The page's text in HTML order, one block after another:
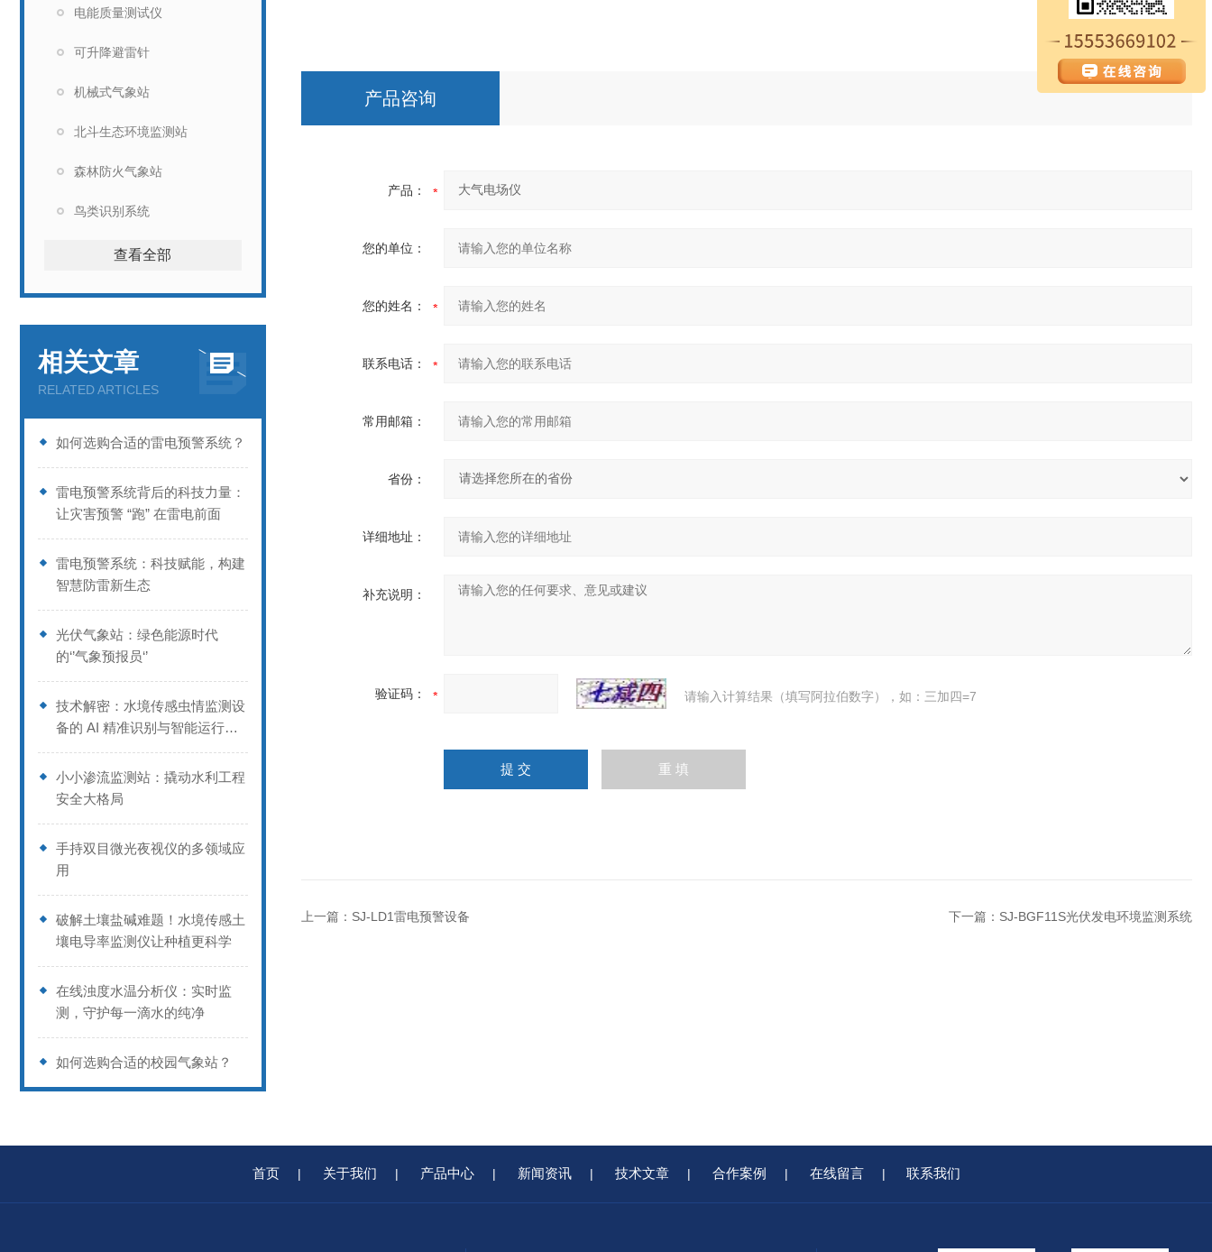
电能质量测试仪
可升降避雷针
机械式气象站
北斗生态环境监测站
森林防火气象站
鸟类识别系统
查看全部
相关文章
RELATED ARTICLES
如何选购合适的雷电预警系统？
雷电预警系统背后的科技力量：
让灾害预警 “跑” 在雷电前面
雷电预警系统：科技赋能，构建
智慧防雷新生态
光伏气象站：绿色能源时代
的‘’气象预报员‘’
技术解密：水境传感虫情监测设
备的 AI 精准识别与智能运行逻
辑
小小渗流监测站：撬动水利工程
安全大格局
手持双目微光夜视仪的多领域应
用
破解土壤盐碱难题！水境传感土
壤电导率监测仪让种植更科学
在线浊度水温分析仪：实时监
测，守护每一滴水的纯净
如何选购合适的校园气象站？
产品咨询
产品：
您的单位：
您的姓名：
联系电话：
常用邮箱：
省份：
详细地址：
补充说明：
验证码： 请输入计算结果（填写阿拉伯数字），如：三加四=7
上一篇： SJ-LD1雷电预警设备 下一篇： SJ-BGF11S光伏发电环境监测系统
首页 | 关于我们 | 产品中心 | 新闻资讯 | 技术文章 | 合作案例 | 在线留言 | 联系我们